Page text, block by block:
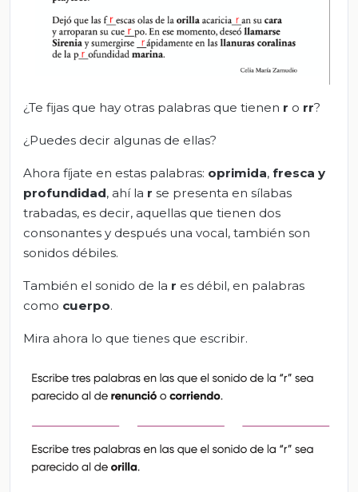
¿Te fijas que hay otras palabras que tienen r o rr?
¿Puedes decir algunas de ellas?
Ahora fíjate en estas palabras: oprimida, fresca y
profundidad, ahí la r se presenta en sílabas
trabadas, es decir, aquellas que tienen dos
consonantes y después una vocal, también son
sonidos débiles.
También el sonido de la r es débil, en palabras
como cuerpo.
Mira ahora lo que tienes que escribir.